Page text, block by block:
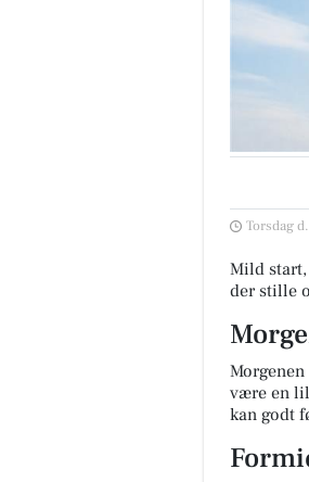
Torsdag
Mild
der stille
være en
kan godt